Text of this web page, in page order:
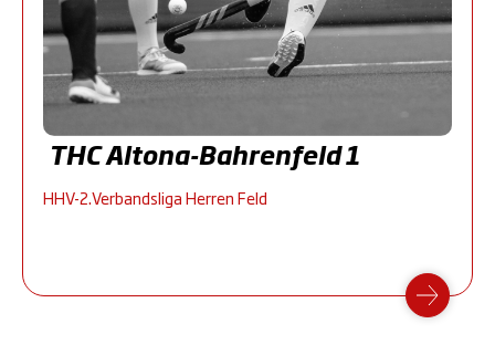
THC Altona-Bahrenfeld 1
HHV-2.Verbandsliga Herren Feld